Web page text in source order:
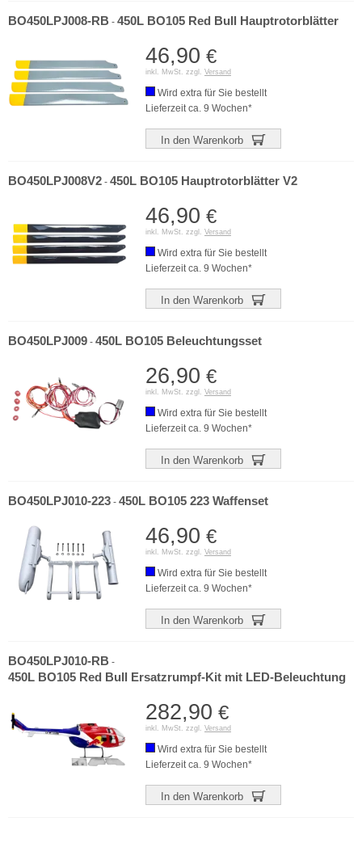
BO450LPJ008-RB - 450L BO105 Red Bull Hauptrotorblätter
46,90 €
inkl. MwSt. zzgl. Versand
Wird extra für Sie bestellt
Lieferzeit ca. 9 Wochen*
In den Warenkorb
BO450LPJ008V2 - 450L BO105 Hauptrotorblätter V2
46,90 €
inkl. MwSt. zzgl. Versand
Wird extra für Sie bestellt
Lieferzeit ca. 9 Wochen*
In den Warenkorb
BO450LPJ009 - 450L BO105 Beleuchtungsset
26,90 €
inkl. MwSt. zzgl. Versand
Wird extra für Sie bestellt
Lieferzeit ca. 9 Wochen*
In den Warenkorb
BO450LPJ010-223 - 450L BO105 223 Waffenset
46,90 €
inkl. MwSt. zzgl. Versand
Wird extra für Sie bestellt
Lieferzeit ca. 9 Wochen*
In den Warenkorb
BO450LPJ010-RB -
450L BO105 Red Bull Ersatzrumpf-Kit mit LED-Beleuchtung
282,90 €
inkl. MwSt. zzgl. Versand
Wird extra für Sie bestellt
Lieferzeit ca. 9 Wochen*
In den Warenkorb